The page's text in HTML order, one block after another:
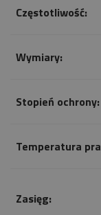
Częstotliwość:
Wymiary:
Stopień ochrony:
Temperatura
Zasięg: